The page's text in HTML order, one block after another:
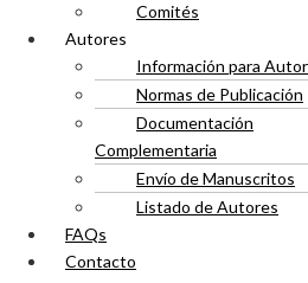
Comités
Autores
Información para
Normas de Publicación
Documentación
Complementaria
Envío de Manuscritos
Listado de Autores
FAQs
Contacto